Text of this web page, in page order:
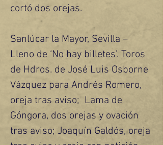
cortó dos orejas.
Sanlúcar la Mayor, Sevilla –
Lleno de ‘No hay billetes’. Toros
de Hdros. de José Luis Osborne
Vázquez para Andrés Romero,
oreja tras aviso;  Lama de
Góngora, dos orejas y ovación
tras aviso; Joaquín Galdós, oreja